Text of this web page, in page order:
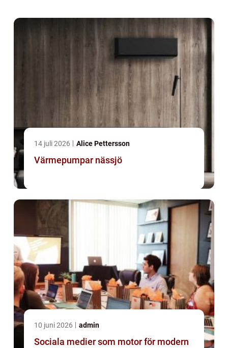
14 juli 2026 Alice Pettersson
Värmepumpar nässjö
10 juni 2026 admin
Sociala medier som motor för modern